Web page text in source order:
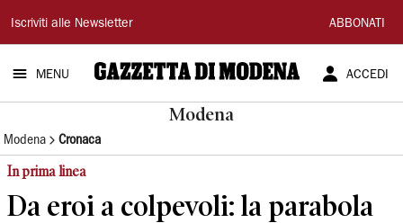
Gazzetta
di
Modena
Iscriviti alle Newsletter ABBONATI
MENU ACCEDI
Modena
Modena Cronaca
In prima linea
Da eroi a colpevoli: la parabola